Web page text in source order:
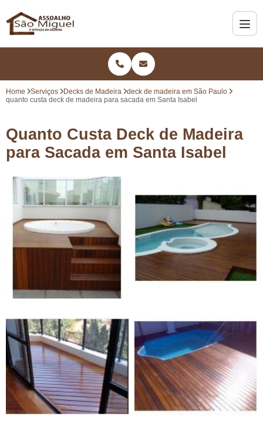
Home Serviços Decks de Madeira
deck de madeira em São Paulo
quanto custa deck de madeira para sacada em Santa Isabel
Quanto Custa Deck de Madeira
para Sacada em Santa Isabel